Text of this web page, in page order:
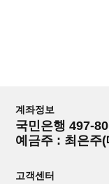
계좌정보
국민은행 497-
예금주 : 최은주
고객센터